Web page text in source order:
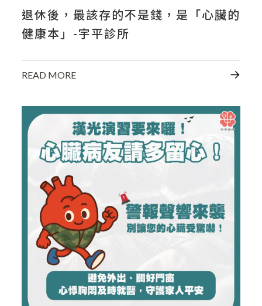
退休後，最該存的不是錢，是「心臟的
健康本」-宇平診所
READ MORE